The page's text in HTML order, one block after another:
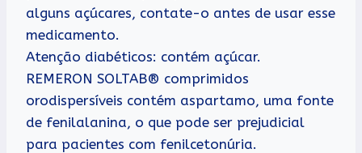
alguns açúcares, contate-o antes de usar esse
medicamento.
Atenção diabéticos: contém açúcar.
REMERON SOLTAB® comprimidos
orodispersíveis contém aspartamo, uma fonte
de fenilalanina, o que pode ser prejudicial
para pacientes com fenilcetonúria.